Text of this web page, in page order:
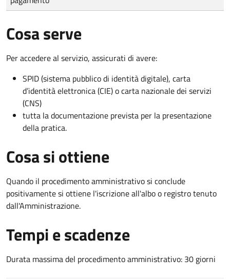
Cosa serve
Per accedere al servizio, assicurati di avere:
SPID (sistema pubblico di identità digitale), carta
d’identità elettronica (CIE) o carta nazionale dei servizi
(CNS)
tutta la documentazione prevista per la presentazione
della pratica.
Cosa si ottiene
Quando il procedimento amministrativo si conclude
positivamente si ottiene l'iscrizione all'albo o registro tenuto
dall'Amministrazione.
Tempi e scadenze
Durata massima del procedimento amministrativo: 30 giorni